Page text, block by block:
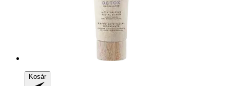
Kosár